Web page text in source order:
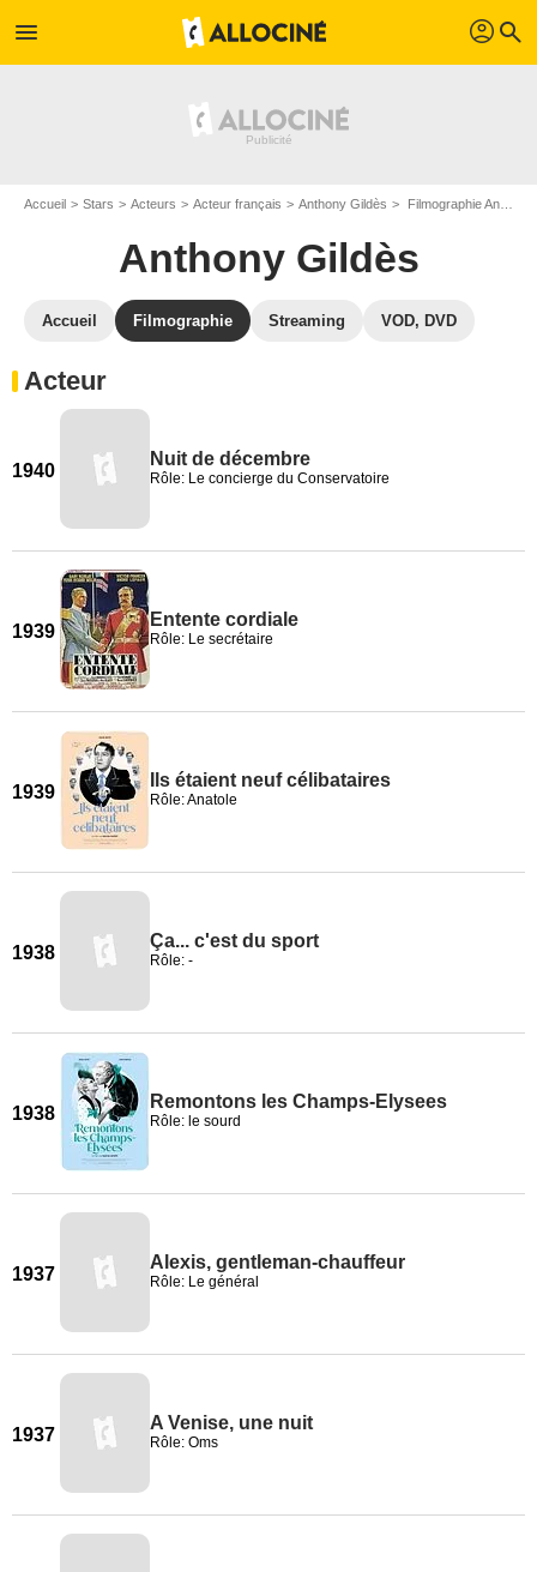
menu profil search
Accueil Stars Acteurs Acteur français Anthony Gildès Filmographie Anthony Gildès
Anthony Gildès
Accueil Filmographie Streaming VOD, DVD
Acteur
1940
Nuit de décembre
Rôle: Le concierge du Conservatoire
1939
Entente cordiale
Rôle: Le secrétaire
1939
Ils étaient neuf célibataires
Rôle: Anatole
1938
Ça... c'est du sport
Rôle: -
1938
Remontons les Champs-Elysees
Rôle: le sourd
1937
Alexis, gentleman-chauffeur
Rôle: Le général
1937
A Venise, une nuit
Rôle: Oms